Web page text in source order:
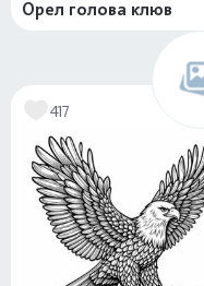
Орел голова клюв
417